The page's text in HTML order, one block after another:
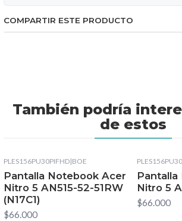
COMPARTIR ESTE PRODUCTO
También podría
de estos
PLES156PU30PIFHD|BOE
Pantalla Notebook Acer
Nitro 5 AN515-52-51RW
(N17C1)
$66.000
Nitro 5
$66.000